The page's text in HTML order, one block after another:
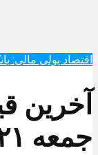
اقتصاد پولی مالی:
آخرین
جمعه ۲۱ فروردین ۱۴۰۵